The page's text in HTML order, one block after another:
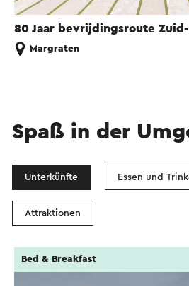
80 Jaar bevrijdingsroute
Margraten
Spaß in der
Unterkünfte Essen und
Attraktionen
Bed & Breakfast